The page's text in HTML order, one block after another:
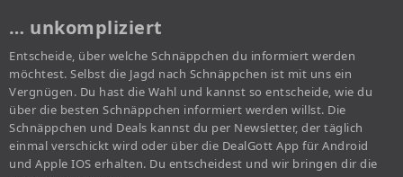
… unkompliziert
Entscheide, über welche Schnäppchen du informiert werden
möchtest. Selbst die Jagd nach Schnäppchen ist mit uns ein
Vergnügen. Du hast die Wahl und kannst so entscheide, wie du
über die besten Schnäppchen informiert werden willst. Die
Schnäppchen und Deals kannst du per Newsletter, der täglich
einmal verschickt wird oder über die DealGott App für Android
und Apple IOS erhalten. Du entscheidest und wir bringen dir die